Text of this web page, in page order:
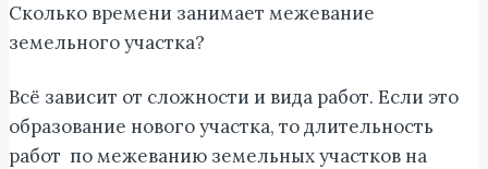
Сколько времени занимает межевание
земельного участка?
Всё зависит от сложности и вида работ. Если это
образование нового участка, то длительность
работ по межеванию земельных участков на